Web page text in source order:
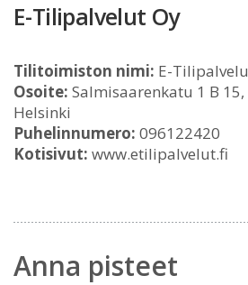
E-Tilipalvelut Oy
Tilitoimiston nimi: E-
Osoite: Salmisaarenkatu 1 B 15,
Helsinki
Puhelinnumero: 096122420
Kotisivut: www.etilipalvelut.fi
Anna pisteet